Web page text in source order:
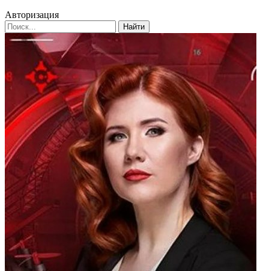
Авторизация
Найти